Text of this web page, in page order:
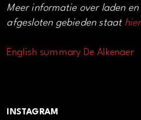
Meer informatie over laden en
afgesloten gebieden staat hier
English summary De Alkenaer
INSTAGRAM